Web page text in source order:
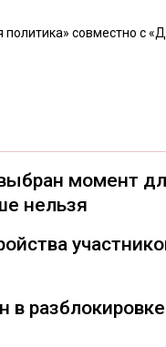
совместно с
момент
нельзя
разблокировке